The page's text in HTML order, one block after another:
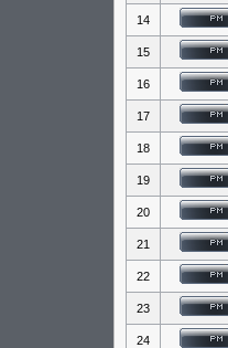
14
15
16
17
18
19
20
21
22
23
24